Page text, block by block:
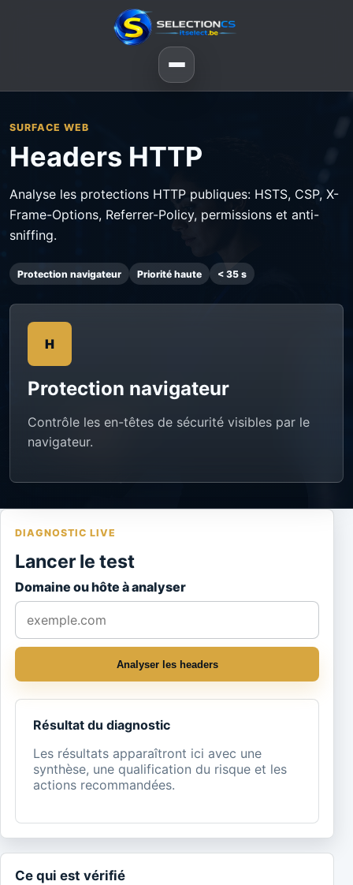
SURFACE WEB
Headers HTTP
Analyse les protections HTTP publiques: HSTS, CSP, X-
Frame-Options, Referrer-Policy, permissions et anti-
sniffing.
Protection navigateur Priorité haute < 35 s
H
Protection navigateur
Contrôle les en-têtes de sécurité visibles par le
navigateur.
DIAGNOSTIC LIVE
Lancer le test
Domaine ou hôte à analyser
Analyser les headers
Résultat du diagnostic
Les résultats apparaîtront ici avec une
synthèse, une qualification du risque et les
actions recommandées.
Ce qui est vérifié